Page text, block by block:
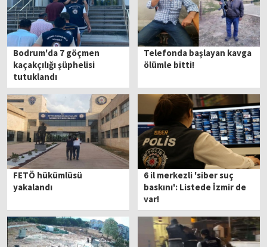
Bodrum'da 7 göçmen
kaçakçılığı şüphelisi
tutuklandı
Telefonda başlayan kavga
ölümle bitti!
FETÖ hükümlüsü
yakalandı
6 il merkezli 'siber suç
baskını': Listede İzmir de
var!